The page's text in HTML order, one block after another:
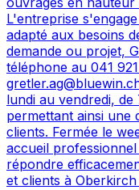
L'entreprise
adapté aux besoins
demande ou projet,
téléphone au 041
lundi au vendredi, de
permettant ainsi une
clients. Fermée le
accueil
répondre
et clients à